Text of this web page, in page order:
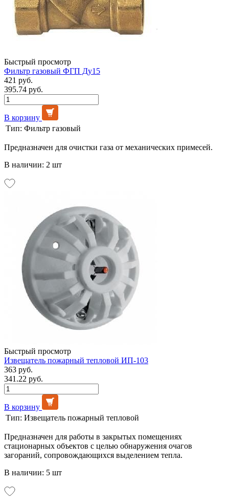
Быстрый просмотр
Фильтр газовый ФГП Ду15
421 руб.
395.74 руб.
В корзину
Тип: Фильтр газовый
Предназначен для очистки газа от механических примесей.
В наличии: 2 шт
Быстрый просмотр
Извещатель пожарный тепловой ИП-103
363 руб.
341.22 руб.
В корзину
Тип: Извещатель пожарный тепловой
Предназначен для работы в закрытых помещениях
стационарных объектов с целью обнаружения очагов
загораний, сопровождающихся выделением тепла.
В наличии: 5 шт